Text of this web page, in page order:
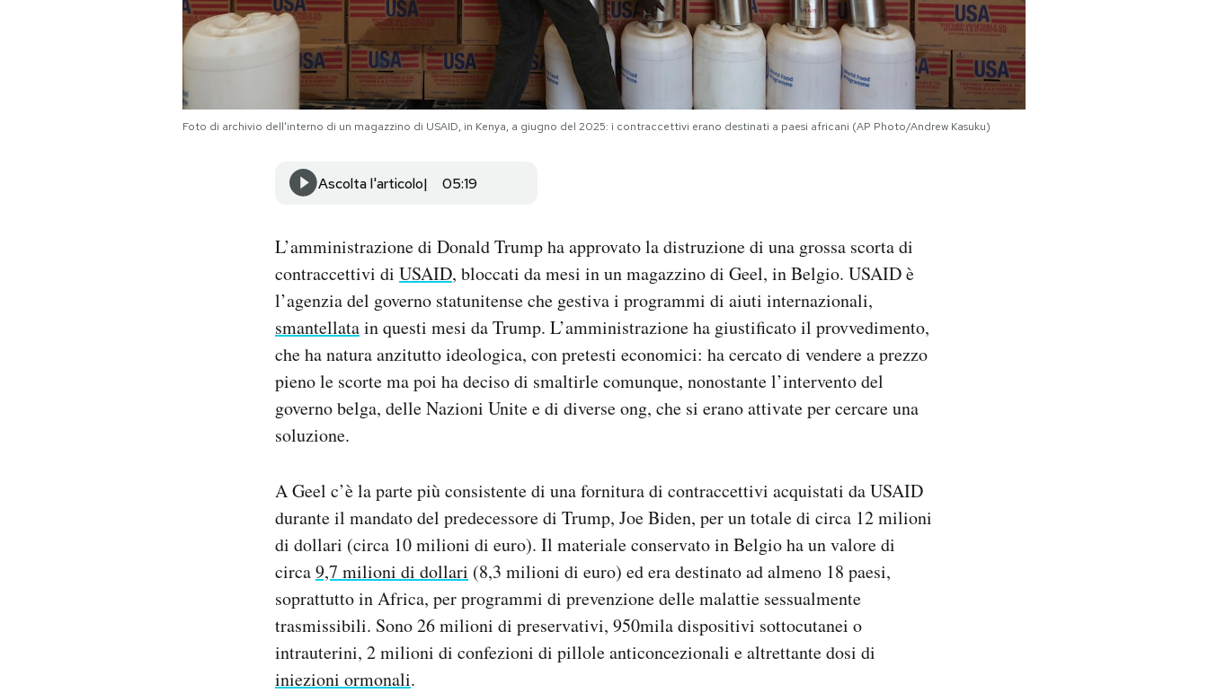
AREA PERSONALE
Foto di archivio dell'interno di un magazzino di USAID, in Kenya, a giugno del 2025: i contraccettivi erano destinati a paesi africani (AP Photo/Andrew Kasuku)
Ascolta l'articolo 05:19
L’amministrazione di Donald Trump ha approvato la distruzione di una grossa scorta di
contraccettivi di USAID, bloccati da mesi in un magazzino di Geel, in Belgio. USAID è
l’agenzia del governo statunitense che gestiva i programmi di aiuti internazionali,
smantellatain questi mesi da Trump. L’amministrazione ha giustificato il provvedimento,
che ha natura anzitutto ideologica, con pretesti economici: ha cercato di vendere a prezzo
pieno le scorte ma poi ha deciso di smaltirle comunque, nonostante l’intervento del
governo belga, delle Nazioni Unite e di diverse ong, che si erano attivate per cercare una
soluzione.
A Geel c’è la parte più consistente di una fornitura di contraccettivi acquistati da USAID
durante il mandato del predecessore di Trump, Joe Biden, per un totale di circa 12 milioni
di dollari (circa 10 milioni di euro). Il materiale conservato in Belgio ha un valore di
circa9,7 milioni di dollari (8,3 milioni di euro) ed era destinato ad almeno 18 paesi,
soprattutto in Africa, per programmi di prevenzione delle malattie sessualmente
trasmissibili. Sono 26 milioni di preservativi, 950mila dispositivi sottocutanei o
intrauterini, 2 milioni di confezioni di pillole anticoncezionali e altrettante dosi di
iniezioni ormonali.